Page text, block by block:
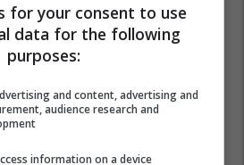
for your consent to use
data for the following
purposes:
and content, advertising and
audience research and
information on a device